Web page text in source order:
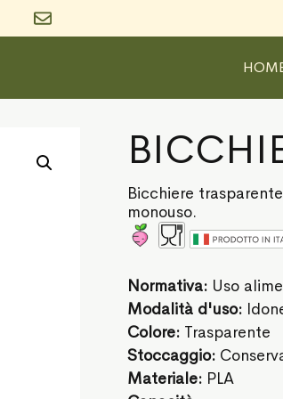
Bicchiere
monouso.
Normativa: Uso
Modalità d'uso:
Colore: Trasparente
Stoccaggio:
Materiale: PLA